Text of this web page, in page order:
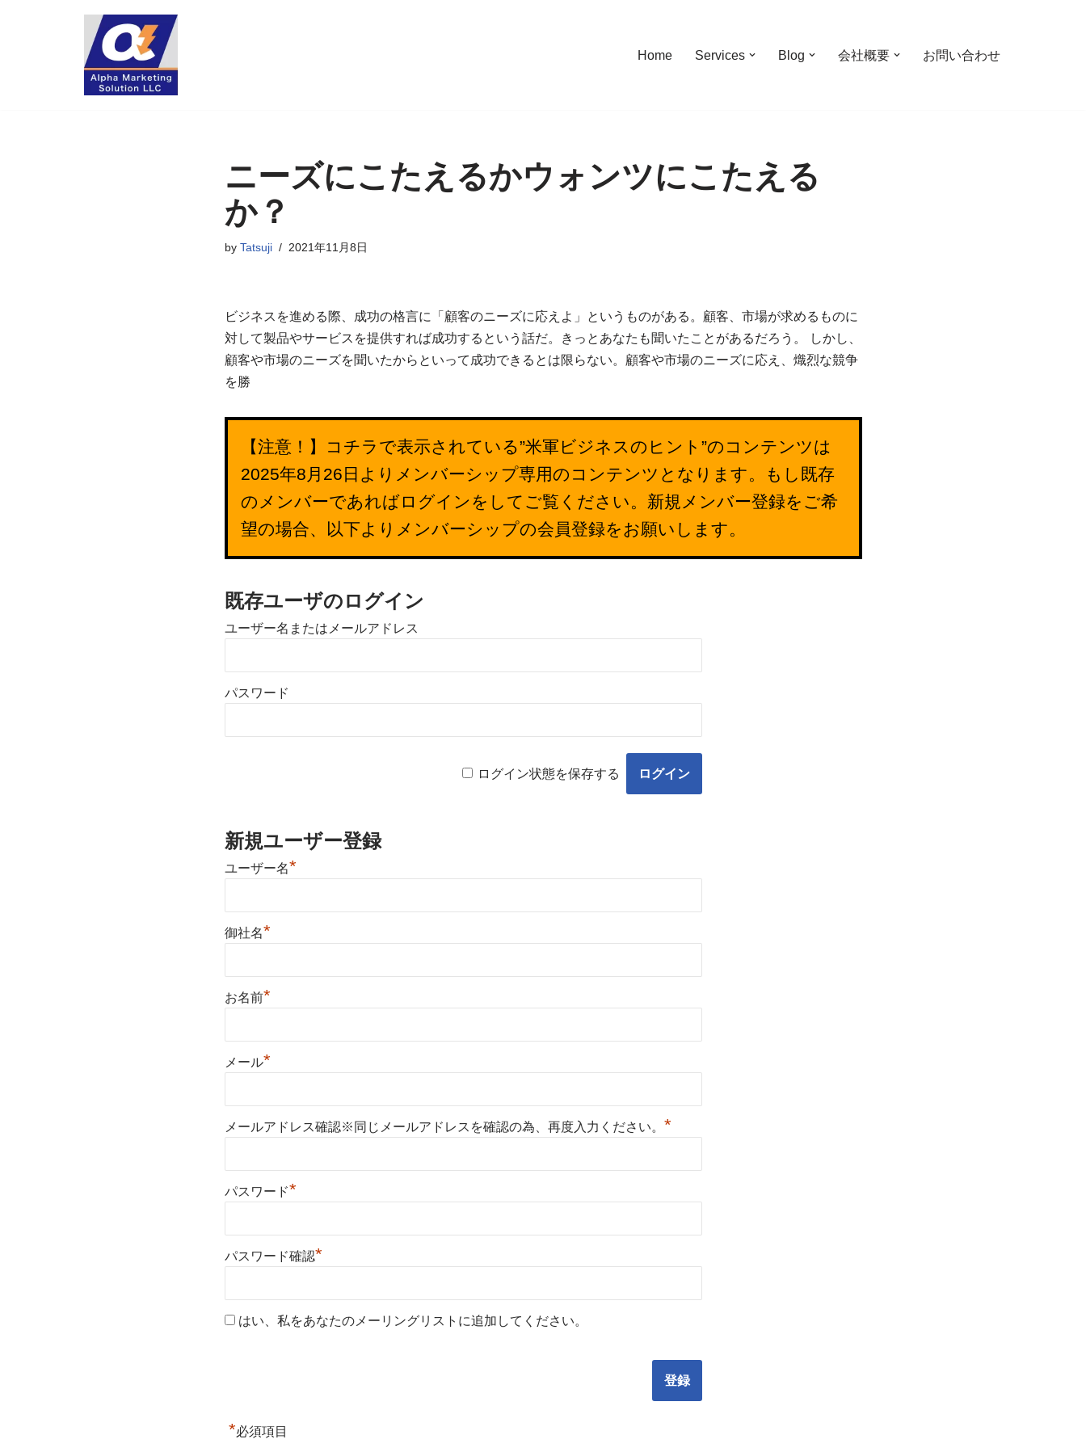
Home Services Blog 会社概要 お問い合わせ
ニーズにこたえるかウォンツにこたえる
か？
by Tatsuji 2021年11月8日
ビジネスを進める際、成功の格言に「顧客のニーズに応えよ」というものがある。顧客、市場が求めるものに
対して製品やサービスを提供すれば成功するという話だ。きっとあなたも聞いたことがあるだろう。 しかし、
顧客や市場のニーズを聞いたからといって成功できるとは限らない。顧客や市場のニーズに応え、熾烈な競争
を勝
【注意！】コチラで表示されている”米軍ビジネスのヒント”のコンテンツは
2025年8月26日よりメンバーシップ専用のコンテンツとなります。もし既存
のメンバーであればログインをしてご覧ください。新規メンバー登録をご希
望の場合、以下よりメンバーシップの会員登録をお願いします。
既存ユーザのログイン
ユーザー名またはメールアドレス
パスワード
ログイン状態を保存する
新規ユーザー登録
ユーザー名*
御社名*
お名前*
メール*
メールアドレス確認※同じメールアドレスを確認の為、再度入力ください。 *
パスワード*
パスワード確認*
はい、私をあなたのメーリングリストに追加してください。
*必須項目